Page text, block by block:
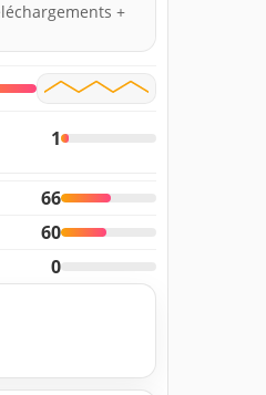
+
1
66
60
0